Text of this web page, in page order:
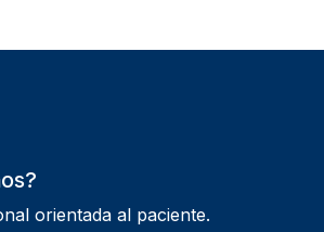
orientada al paciente.